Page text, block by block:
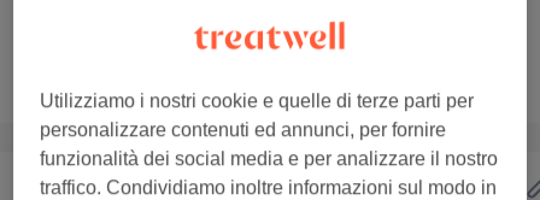
Sfoglia la lista dei servizi
Utilizziamo i nostri cookie e quelle di terze parti per
personalizzare contenuti ed annunci, per fornire
funzionalità dei social media e per analizzare il nostro
traffico. Condividiamo inoltre informazioni sul modo in